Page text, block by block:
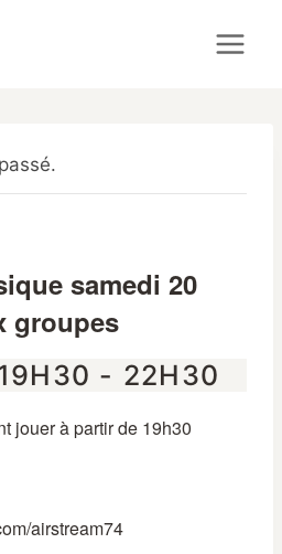
samedi 20
groupes
- 22H30
jouer à partir de 19h30
airstream74